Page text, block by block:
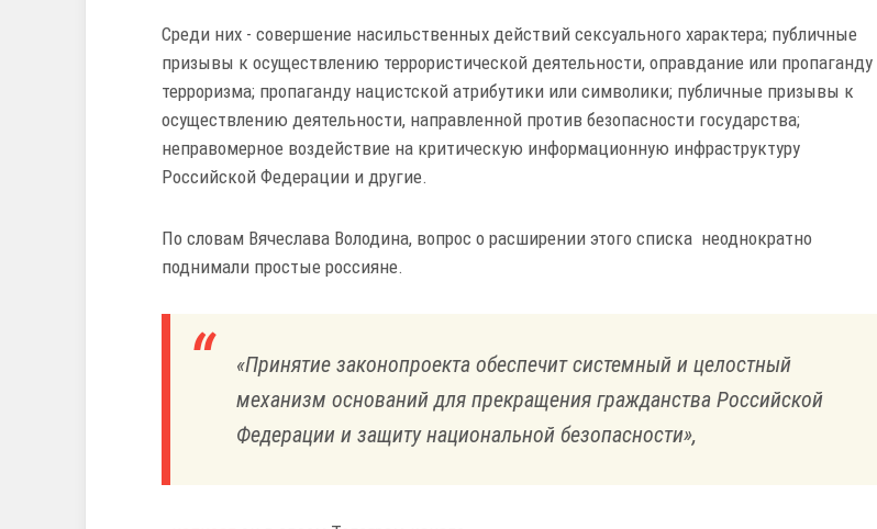
Среди них - совершение насильственных действий сексуального характера; публичные
призывы к осуществлению террористической деятельности, оправдание или пропаганду
терроризма; пропаганду нацистской атрибутики или символики; публичные призывы к
осуществлению деятельности, направленной против безопасности государства;
неправомерное воздействие на критическую информационную инфраструктуру
Российской Федерации и другие.
По словам Вячеслава Володина, вопрос о расширении этого списка неоднократно
поднимали простые россияне.
«Принятие законопроекта обеспечит системный и целостный
механизм оснований для прекращения гражданства Российской
Федерации и защиту национальной безопасности»,